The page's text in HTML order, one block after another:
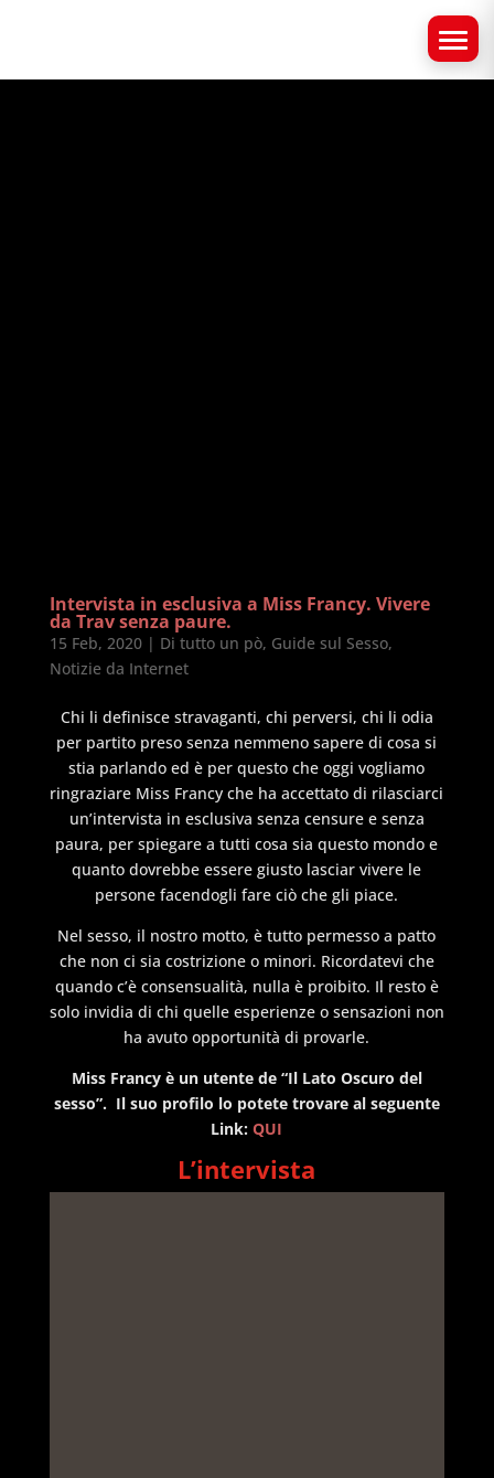
Intervista in esclusiva a Miss Francy. Vivere
da Trav senza paure.
15 Feb, 2020| Di tutto un pò, Guide sul Sesso,
Notizie da Internet
Chi li definisce stravaganti, chi perversi, chi li odia
per partito preso senza nemmeno sapere di cosa si
stia parlando ed è per questo che oggi vogliamo
ringraziare Miss Francy che ha accettato di rilasciarci
un’intervista in esclusiva senza censure e senza
paura, per spiegare a tutti cosa sia questo mondo e
quanto dovrebbe essere giusto lasciar vivere le
persone facendogli fare ciò che gli piace.
Nel sesso, il nostro motto, è tutto permesso a patto
che non ci sia costrizione o minori. Ricordatevi che
quando c’è consensualità, nulla è proibito. Il resto è
solo invidia di chi quelle esperienze o sensazioni non
ha avuto opportunità di provarle.
Miss Francy è un utente de “Il Lato Oscuro del
sesso”. Il suo profilo lo potete trovare al seguente
Link:QUI
L’intervista